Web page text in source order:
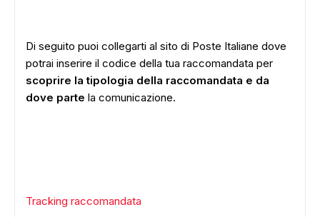
Di seguito puoi collegarti al sito di Poste Italiane dove
potrai inserire il codice della tua raccomandata per
scoprire la tipologia della raccomandata e da
dove parte la comunicazione.
Tracking raccomandata